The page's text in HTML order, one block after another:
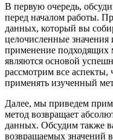
В первую очередь,
перед началом работы.
данных, который вы
целочисленные
применение подходящих
являются основой
рассмотрим все
применять изученный
Далее, мы приведем
метод возвращает
данных. Обсудим также
возвращаемых значений